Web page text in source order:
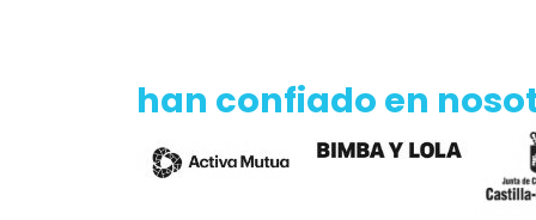
han confiado en